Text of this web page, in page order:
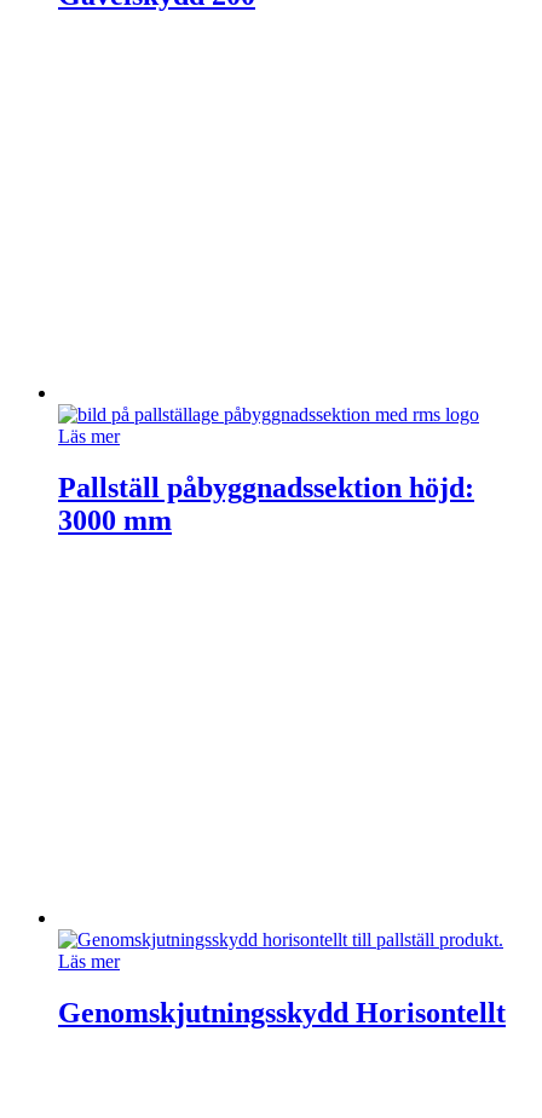
Läs mer
Pallställ påbyggnadssektion höjd:
3000 mm
Läs mer
Genomskjutningsskydd Horisontellt